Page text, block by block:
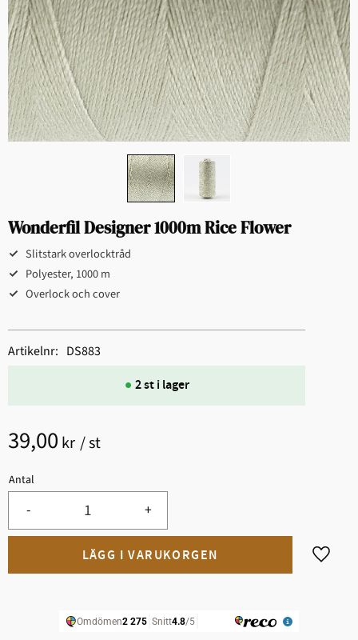
Wonderfil Designer 1000m Rice Flower
Slitstark overlocktråd
Polyester, 1000 m
Overlock och cover
39,00 kr /st
Antal
+
-
Lägg
2 st i lager
Artikelnr DS883